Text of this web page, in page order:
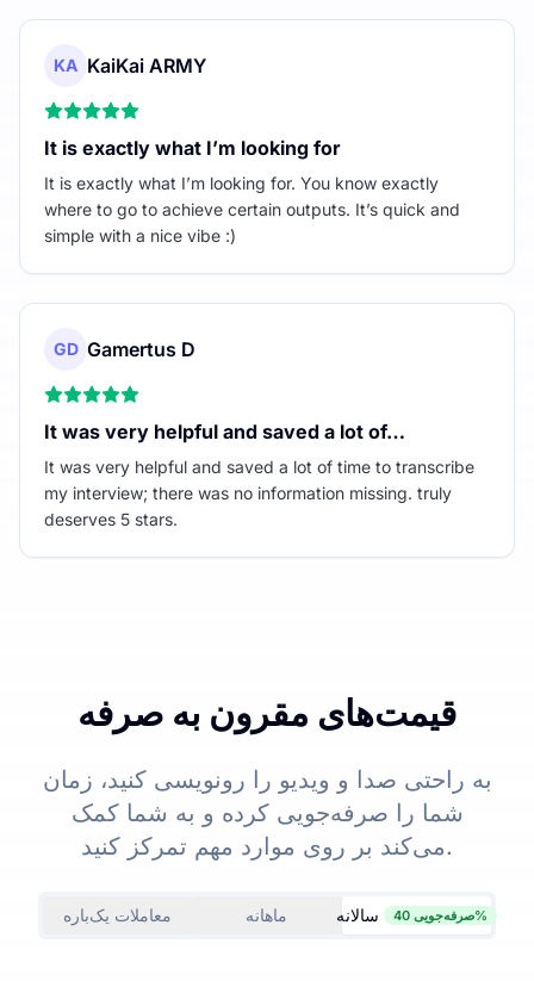
KA KaiKai ARMY
It is exactly what I’m looking for
It is exactly what I’m looking for. You know exactly
where to go to achieve certain outputs. It’s quick and
simple with a nice vibe :)
GD Gamertus D
It was very helpful and saved a lot of…
It was very helpful and saved a lot of time to transcribe
my interview; there was no information missing. truly
deserves 5 stars.
قیمت‌های مقرون به صرفه
به راحتی صدا و ویدیو را رونویسی کنید، زمان
شما را صرفه‌جویی کرده و به شما کمک
می‌کند بر روی موارد مهم تمرکز کنید.
معاملات یک‌باره ماهانه سالانه صرفه‌جویی 40%